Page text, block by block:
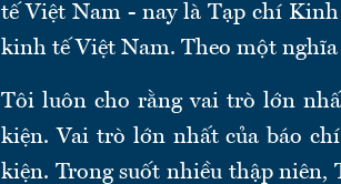
tế Việt Nam - nay là Tạp chí
kinh tế Việt Nam. Theo một nghĩa
Tôi luôn cho rằng vai trò lớn
kiện. Vai trò lớn nhất của báo
kiện. Trong suốt nhiều thập